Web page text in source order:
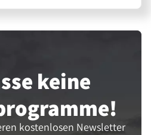
keine
kostenlosen Newsletter